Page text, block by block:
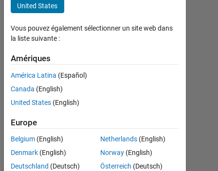
plus
d'un
y a
Actif
depuis
2022
0
Following:
0
Follow
United States
Vous pouvez également sélectionner un site web dans
la liste suivante :
Amériques
América Latina (Español)
Canada (English)
United States (English)
Europe
Belgium (English)
Denmark (English)
Deutschland (Deutsch)
Netherlands(English)
Norway(English)
Österreich (Deutsch)